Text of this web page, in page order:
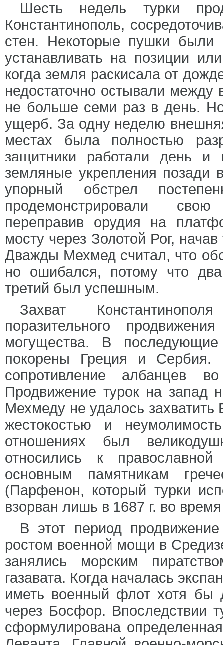
Шесть недель турки
Константинополь,
стен. Некоторые пушки
устанавливать на позиции
когда земля раскисала от
недостаточно остывали между
не больше семи раз в день.
ущерб. За одну неделю
местах была полностью
защитники работали день и
земляные укрепления позади
упорный обстрел
продемонстрировали свою
переправив орудия на
мосту через Золотой Рог,
Дважды Мехмед считал, что
но ошибался, потому что
третий был успешным.
Захват
поразительного
могущества. В
покорены Греция и
сопротивление албанцев
Продвижение турок на запад
Мехмеду не удалось
жестокостью и
отношениях был
относились к
основным памятникам
(Парфенон, который турки
взорван лишь в 1687 г. во
В этот период
ростом военной мощи в
занялись морским
газавата. Когда началась
иметь военный флот хотя бы
через Босфор. Впоследствии
сформулирована